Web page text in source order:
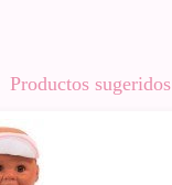
Productos sugeridos